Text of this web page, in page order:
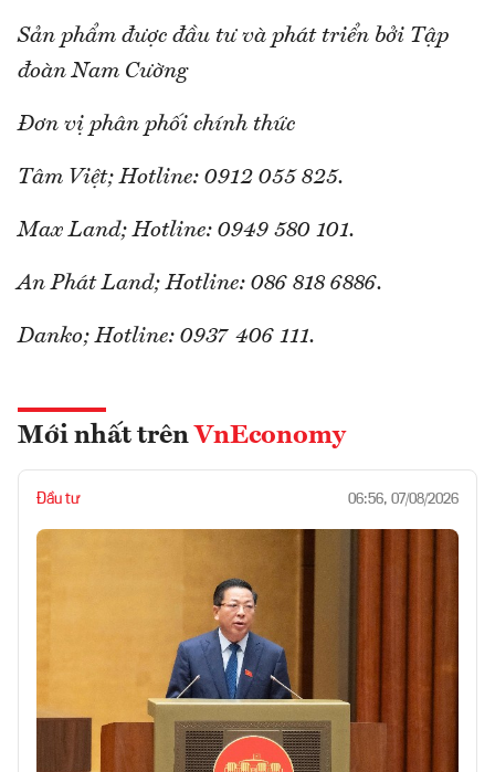
Sản phẩm được đầu tư và phát triển bởi Tập
đoàn Nam Cường
Đơn vị phân phối chính thức
Tâm Việt; Hotline: 0912 055 825.
Max Land; Hotline: 0949 580 101.
An Phát Land; Hotline: 086 818 6886.
Danko; Hotline: 0937 406 111.
Mới nhất trên VnEconomy
Đầu tư 06:56, 07/08/2026